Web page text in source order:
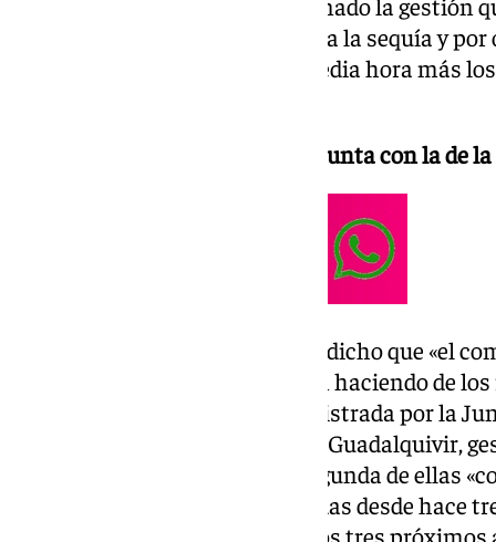
haciendo de las medidas frente a la sequía y
Málaga ha aumentado ya en media hora más
Salas compara la gestión de la Junta con la de
El subdelegado del Gobierno ha dicho que «el
comparado la gestión que están haciendo de
Mediterránea Andaluza, administrada por la
Confederación Hidrográfica del Guadalquivir,
España y ha dicho que en la segunda de ellas
sequía se están tomando medidas desde hace
garantizar el suministro para los tres